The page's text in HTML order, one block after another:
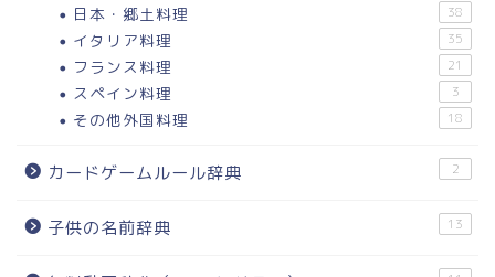
日本・郷土料理 38
イタリア料理 35
フランス料理 21
スペイン料理 3
その他外国料理 18
カードゲームルール辞典 2
子供の名前辞典 13